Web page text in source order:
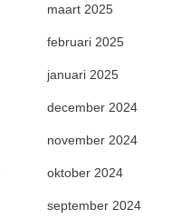
maart 2025
februari 2025
januari 2025
december 2024
november 2024
oktober 2024
september 2024